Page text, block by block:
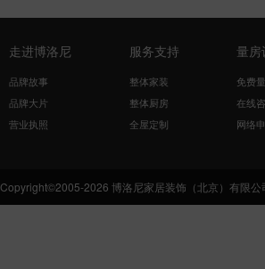
走进博洛尼
品牌故事
品牌大片
营业执照
服务支持
整体家装
整体厨房
全屋定制
量房
免费
在线
网络
Copyright©2005-2026 博洛尼家居装饰（北京）有限